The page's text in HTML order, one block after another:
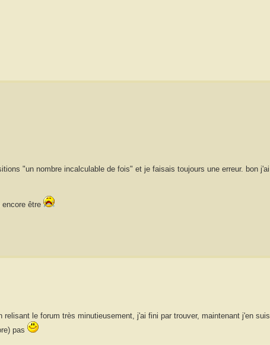
"un nombre incalculable de fois" et je faisais toujours une erreur. bon j'ai
être
le forum très minutieusement, j'ai fini par trouver, maintenant j'en suis
pas